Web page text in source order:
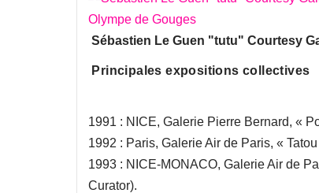
Sébastien Le Guen "tutu" Courtesy
Principales expositions collectives
1991 : NICE, Galerie Pierre Bernard, «
1992 : Paris, Galerie Air de Paris, «
1993 : NICE-MONACO, Galerie Air de
Curator).